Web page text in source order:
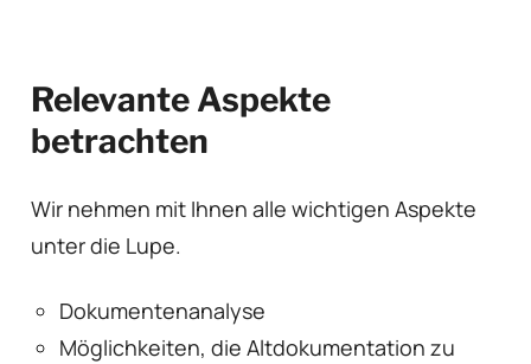
Relevante Aspekte
betrachten
Wir nehmen mit Ihnen alle wichtigen Aspekte
unter die Lupe.
Dokumentenanalyse
Möglichkeiten, die Altdokumentation zu